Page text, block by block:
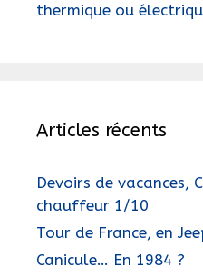
thermique ou
Articles récents
Devoirs de vacances,
chauffeur 1/10
Tour de France, en
Canicule… En 1984 ?